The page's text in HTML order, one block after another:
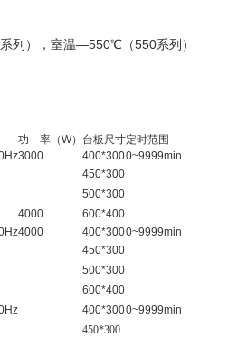
列） ，室温—550℃（550系列）
功 率（W） 台板尺寸定时范围
3000 400*3000~9999min
450*300
500*300
4000
600*400
4000 400*3000~9999min
450*300
500*300
600*400
400*3000~9999min
450*300